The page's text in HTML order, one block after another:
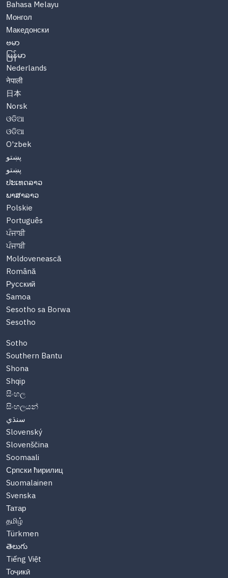
Bahasa Melayu
Монгол
Македонски
ဗမာ
မြန်မာ
Nederlands
नेपाली
日本
Norsk
ଓଡିଆ
ଓଡିଆ
O'zbek
پښتو
پښتو
ປະເທດລາວ
ພາສາລາວ
Polskie
Português
ਪੰਜਾਬੀ
ਪੰਜਾਬੀ
Moldovenească
Română
Русский
Samoa
Sesotho sa Borwa
Sesotho
Sotho
Southern Bantu
Shona
Shqip
සිංහල
සිංහලයන්
سنڌي
Slovenský
Slovenščina
Soomaali
Српски ћирилиц
Suomalainen
Svenska
Татар
தமிழ்
Türkmen
తెలుగు
Tiếng Việt
Тоҷикӣ